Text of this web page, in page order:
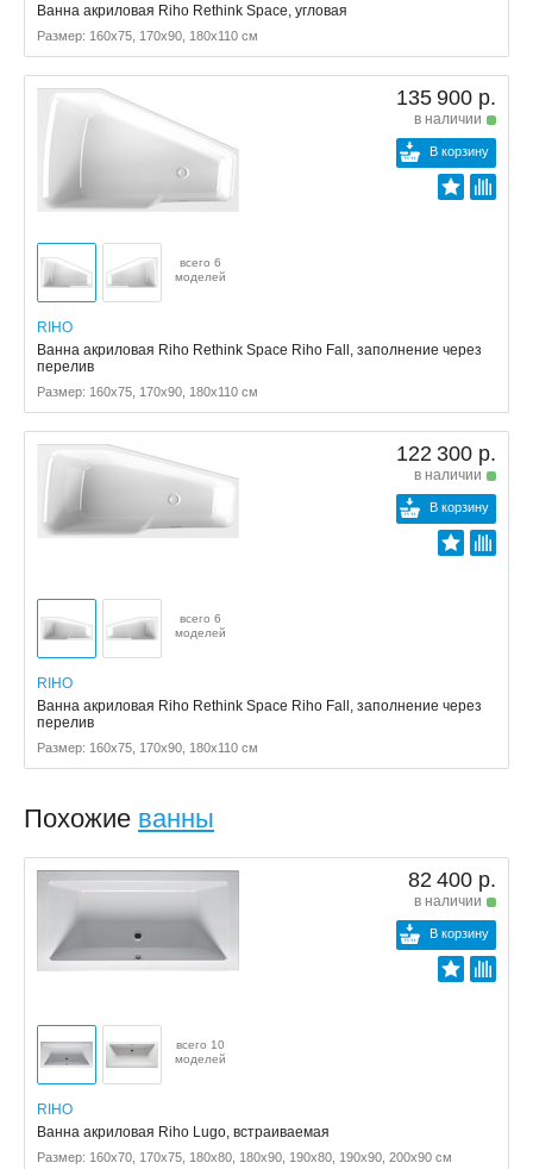
Ванна акриловая Riho Rethink Space, угловая
Размер: 160x75, 170x90, 180x110 см
135 900 р.
в наличии
В корзину
всего 6
моделей
RIHO
Ванна акриловая Riho Rethink Space Riho Fall, заполнение через
перелив
Размер: 160x75, 170x90, 180x110 см
122 300 р.
в наличии
В корзину
всего 6
моделей
RIHO
Ванна акриловая Riho Rethink Space Riho Fall, заполнение через
перелив
Размер: 160x75, 170x90, 180x110 см
Похожие ванны
82 400 р.
в наличии
В корзину
всего 10
моделей
RIHO
Ванна акриловая Riho Lugo, встраиваемая
Размер: 160x70, 170x75, 180x80, 180x90, 190x80, 190x90, 200x90 см